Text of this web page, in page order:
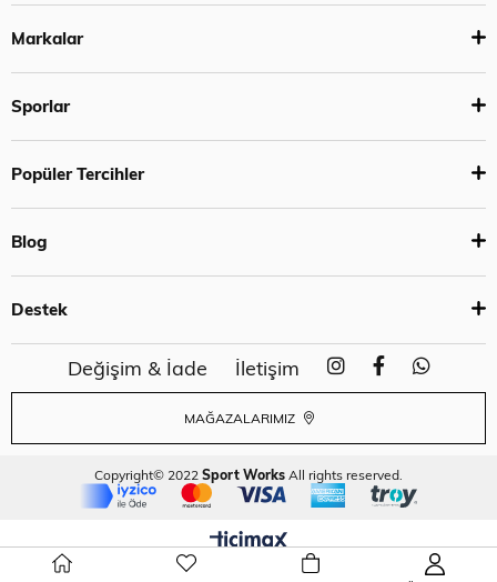
Markalar
Sporlar
Popüler Tercihler
Blog
Destek
Değişim & İade İletişim
MAĞAZALARIMIZ
Copyright© 2022 Sport Works All rights reserved.